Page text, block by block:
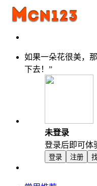
如果一朵花很美，
下去！”
未登录
登录后即可体
登录 注册